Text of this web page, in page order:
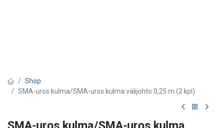
Shop
SMA-uros kulma/SMA-uros kulma välijohto 0,25 m (2 kpl)